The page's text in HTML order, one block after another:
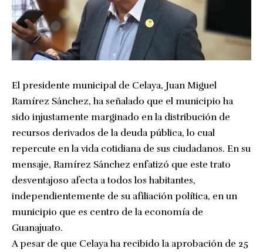
El presidente municipal de Celaya, Juan Miguel
Ramírez Sánchez, ha señalado que el municipio ha
sido injustamente marginado en la distribución de
recursos derivados de la deuda pública, lo cual
repercute en la vida cotidiana de sus ciudadanos. En su
mensaje, Ramírez Sánchez enfatizó que este trato
desventajoso afecta a todos los habitantes,
independientemente de su afiliación política, en un
municipio que es centro de la economía de
Guanajuato.
A pesar de que Celaya ha recibido la aprobación de 25